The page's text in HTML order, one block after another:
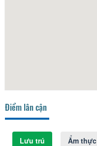
Điểm lân cận
Lưu trú Ẩm thực